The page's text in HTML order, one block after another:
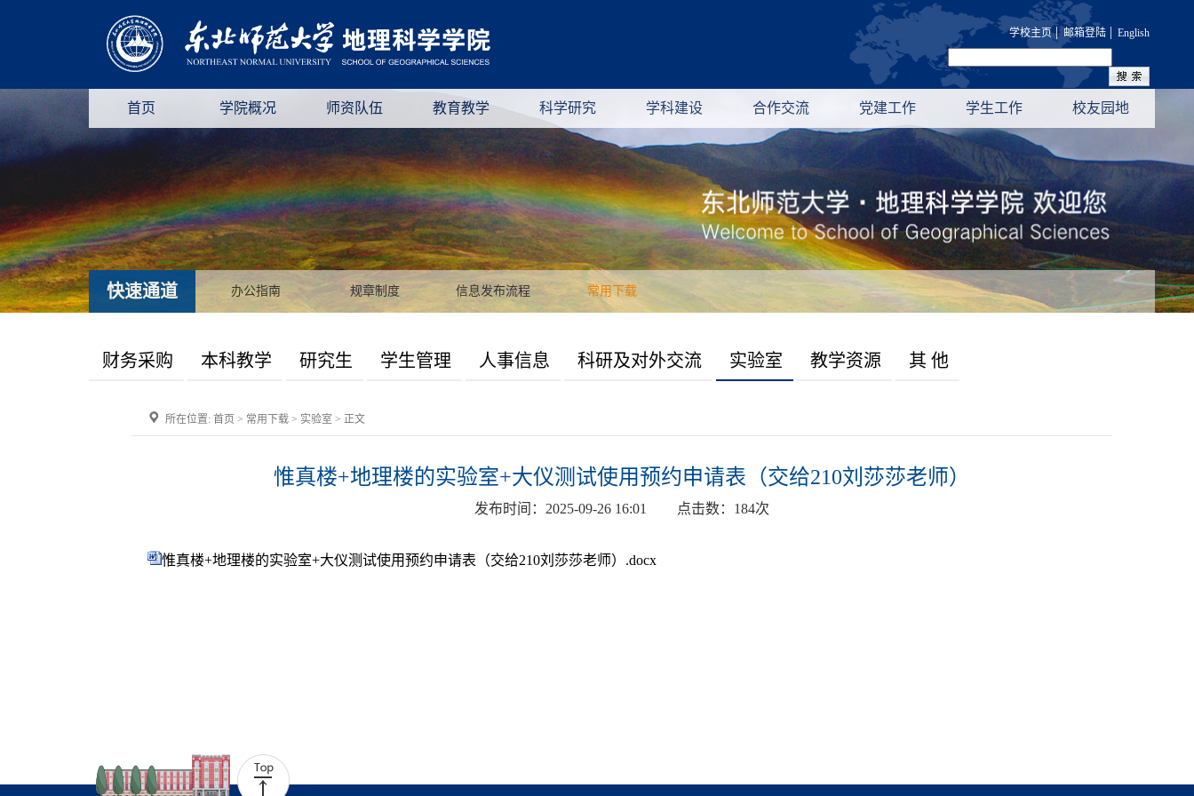
学校主页| 邮箱登陆 | English
首页 学院概况 师资队伍 教育教学 科学研究 学科建设 合作交流 党建工作 学生工作 校友园地
快速通道 办公指南 规章制度 信息发布流程 常用下载
财务采购 本科教学 研究生 学生管理 人事信息 科研及对外交流 实验室 教学资源 其 他
所在位置: 首页 > 常用下载 > 实验室 > 正文
惟真楼+地理楼的实验室+大仪测试使用预约申请表（交给210刘莎莎老师）
发布时间： 2025-09-26 16:01 点击数： 184次
惟真楼+地理楼的实验室+大仪测试使用预约申请表（交给210刘莎莎老师）.docx